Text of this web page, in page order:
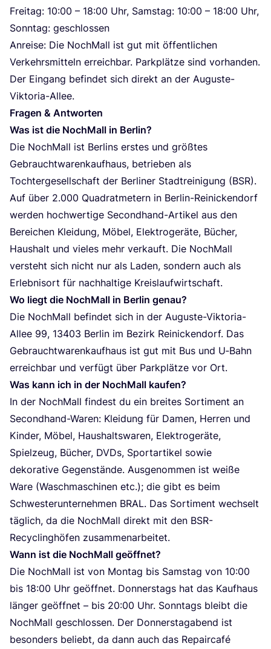
Frei­tag: 10:00 – 18:00 Uhr, Sams­tag: 10:00 – 18:00 Uhr,
Sonn­tag: geschlossen
Anrei­se: Die Noch­Mall ist gut mit öffent­li­chen
Ver­kehrs­mit­teln erreich­bar. Park­plät­ze sind vor­han­den.
Der Ein­gang befin­det sich direkt an der Auguste-
Viktoria-Allee.
Fra­gen & Antworten
Was ist die Noch­Mall in Berlin?
Die Noch­Mall ist Ber­lins ers­tes und größ­tes
Gebraucht­wa­ren­kauf­haus, betrie­ben als
Toch­ter­ge­sell­schaft der Ber­li­ner Stadt­rei­ni­gung (BSR).
Auf über 2.000 Qua­drat­me­tern in Ber­lin-Rei­ni­cken­dorf
wer­den hoch­wer­ti­ge Second­hand-Arti­kel aus den
Berei­chen Klei­dung, Möbel, Elek­tro­ge­rä­te, Bücher,
Haus­halt und vie­les mehr ver­kauft. Die Noch­Mall
ver­steht sich nicht nur als Laden, son­dern auch als
Erleb­nis­ort für nach­hal­ti­ge Kreislaufwirtschaft.
Wo liegt die Noch­Mall in Ber­lin genau?
Die Noch­Mall befin­det sich in der Augus­te-Vik­to­ria-
Allee 99, 13403 Ber­lin im Bezirk Rei­ni­cken­dorf. Das
Gebraucht­wa­ren­kauf­haus ist gut mit Bus und U‑Bahn
erreich­bar und ver­fügt über Park­plät­ze vor Ort.
Was kann ich in der Noch­Mall kaufen?
In der Noch­Mall fin­dest du ein brei­tes Sor­ti­ment an
Second­hand-Waren: Klei­dung für Damen, Her­ren und
Kin­der, Möbel, Haus­halts­wa­ren, Elek­tro­ge­rä­te,
Spiel­zeug, Bücher, DVDs, Sport­ar­ti­kel sowie
deko­ra­ti­ve Gegen­stän­de. Aus­ge­nom­men ist wei­ße
Ware (Wasch­ma­schi­nen etc.); die gibt es beim
Schwes­ter­un­ter­neh­men BRAL. Das Sor­ti­ment wech­selt
täg­lich, da die Noch­Mall direkt mit den BSR-
Recy­cling­hö­fen zusammenarbeitet.
Wann ist die Noch­Mall geöffnet?
Die Noch­Mall ist von Mon­tag bis Sams­tag von 10:00
bis 18:00 Uhr geöff­net. Don­ners­tags hat das Kauf­haus
län­ger geöff­net – bis 20:00 Uhr. Sonn­tags bleibt die
Noch­Mall geschlos­sen. Der Don­ners­tag­abend ist
beson­ders beliebt, da dann auch das Repair­ca­fé